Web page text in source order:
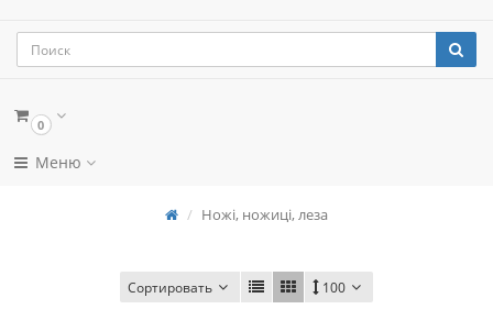
0
Меню
Ножі, ножиці, леза
Сортировать 100